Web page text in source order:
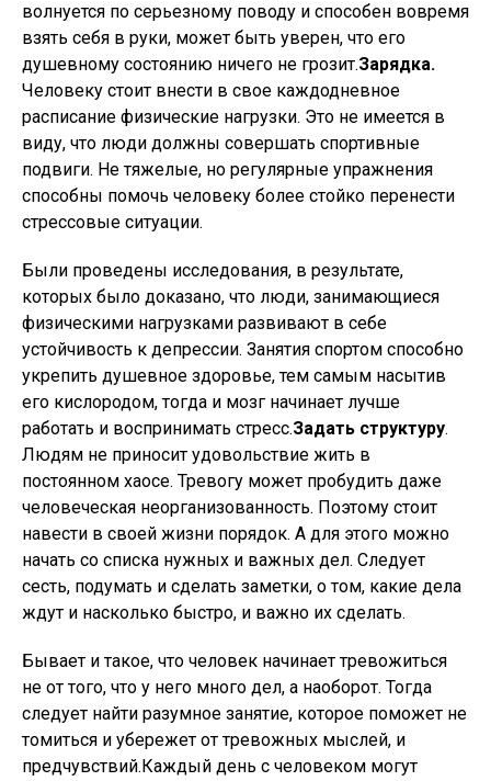
волнуется по серьезному поводу и способен вовремя
взять себя в руки, может быть уверен, что его
душевному состоянию ничего не грозит.Зарядка.
Человеку стоит внести в свое каждодневное
расписание физические нагрузки. Это не имеется в
виду, что люди должны совершать спортивные
подвиги. Не тяжелые, но регулярные упражнения
способны помочь человеку более стойко перенести
стрессовые ситуации.
Были проведены исследования, в результате,
которых было доказано, что люди, занимающиеся
физическими нагрузками развивают в себе
устойчивость к депрессии. Занятия спортом способно
укрепить душевное здоровье, тем самым насытив
его кислородом, тогда и мозг начинает лучше
работать и воспринимать стресс.Задать структуру.
Людям не приносит удовольствие жить в
постоянном хаосе. Тревогу может пробудить даже
человеческая неорганизованность. Поэтому стоит
навести в своей жизни порядок. А для этого можно
начать со списка нужных и важных дел. Следует
сесть, подумать и сделать заметки, о том, какие дела
ждут и насколько быстро, и важно их сделать.
Бывает и такое, что человек начинает тревожиться
не от того, что у него много дел, а наоборот. Тогда
следует найти разумное занятие, которое поможет не
томиться и убережет от тревожных мыслей, и
предчувствий.Каждый день с человеком могут